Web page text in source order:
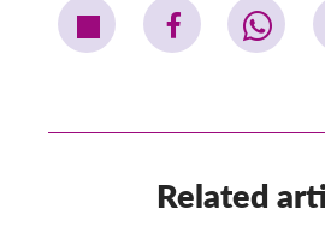
Related